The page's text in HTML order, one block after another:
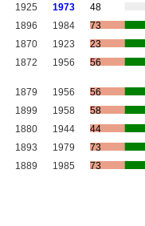
1925 1973
48
1896 1984
73
1870 1923
23
1872 1956 56
1879 1956
56
1899 1958
58
1880 1944
44
1893 1979
73
1889 1985 73